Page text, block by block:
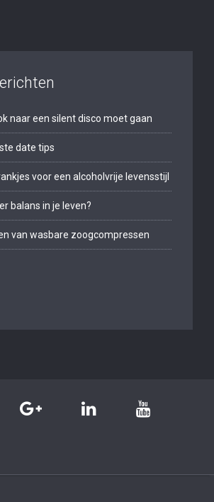
naar een silent disco moet gaan
date tips
voor een alcoholvrije levensstijl
balans in je leven?
van wasbare zoogcompressen